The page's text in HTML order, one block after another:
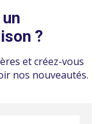
?
et créez-vous
nos nouveautés.